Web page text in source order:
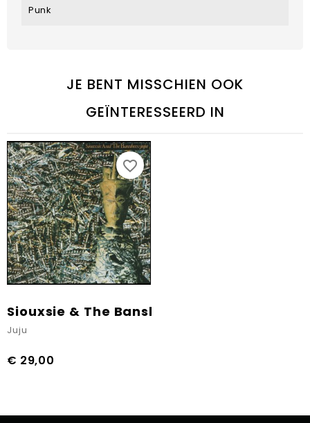
Punk
JE BENT MISSCHIEN OOK
GEÏNTERESSEERD IN
favorite_border
Siouxsie & The Banshees
Juju
Prijs
€ 29,00